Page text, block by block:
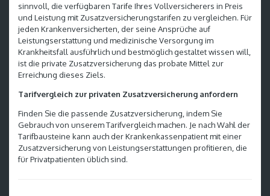
sinnvoll, die verfügbaren Tarife Ihres Vollversicherers in Preis
und Leistung mit Zusatzversicherungstarifen zu vergleichen. Für
jeden Krankenversicherten, der seine Ansprüche auf
Leistungserstattung und medizinische Versorgung im
Krankheitsfall ausführlich und bestmöglich gestaltet wissen will,
ist die private Zusatzversicherung das probate Mittel zur
Erreichung dieses Ziels.
Tarifvergleich zur privaten Zusatzversicherung anfordern
Finden Sie die passende Zusatzversicherung, indem Sie
Gebrauch von unserem Tarifvergleich machen. Je nach Wahl der
Tarifbausteine kann auch der Krankenkassenpatient mit einer
Zusatzversicherung von Leistungserstattungen profitieren, die
für Privatpatienten üblich sind.